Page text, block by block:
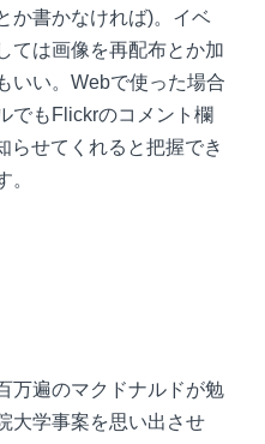
か書かなければ)。イベ
ては画像を再配布とか加
いい。Webで使った場合
でもFlickrのコメント欄
らせてくれると把握でき
。
万遍のマクドナルドが勉
大学事案を思い出させ